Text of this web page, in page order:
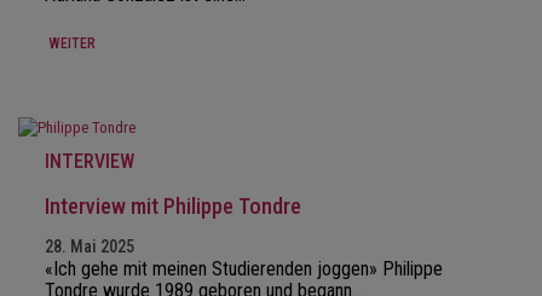
WEITER
INTERVIEW
Interview mit Philippe Tondre
28. Mai 2025
«Ich gehe mit meinen Studierenden joggen» Philippe
Tondre wurde 1989 geboren und begann…